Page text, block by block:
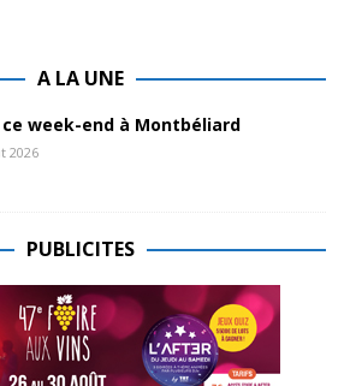
A LA UNE
week-end à Montbéliard
2026
PUBLICITES